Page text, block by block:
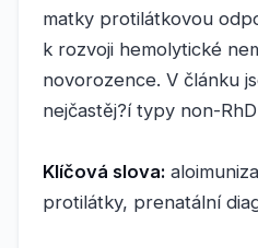
matky protilátkovou
k rozvoji hemolytické
novorozence. V článku
nejčastěj?í typy non-
Klíčová slova:
protilátky, prenatální